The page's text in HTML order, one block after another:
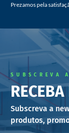
Prezamos pela
SUBSCREVA
Subscreva a
produtos,